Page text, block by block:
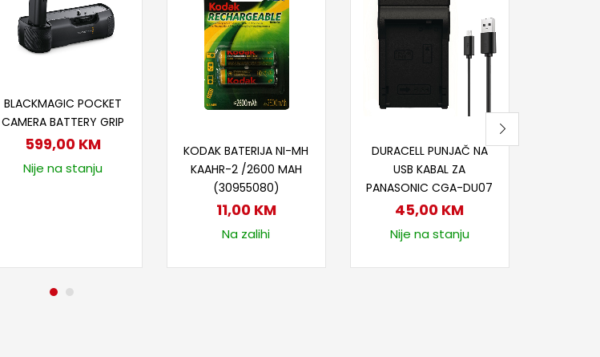
BLACKMAGIC POCKET
CAMERA BATTERY GRIP
599,00 KM
Nije na stanju
KODAK BATERIJA NI-MH
KAAHR-2 /2600 MAH
(30955080)
11,00 KM
Na zalihi
DURACELL PUNJAČ NA
USB KABAL ZA
PANASONIC CGA-DU07
45,00 KM
Nije na stanju